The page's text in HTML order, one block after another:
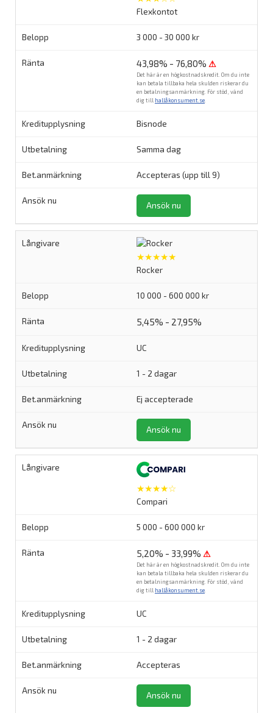
Flexkontot
3 000 - 30 000 kr
43,98% - 76,80% ⚠
Det här är en högkostnadskredit. Om du inte
kan betala tillbaka hela skulden riskerar du
en betalningsanmärkning. För stöd, vänd
dig till hallåkonsument.se
Bisnode
Samma dag
Accepteras (upp till 9)
Ansök nu
★★★★★
Rocker
10 000 - 600 000 kr
5,45% - 27,95%
UC
1 - 2 dagar
Ej accepterade
Ansök nu
★★★★☆
Compari
5 000 - 600 000 kr
5,20% - 33,99% ⚠
Det här är en högkostnadskredit. Om du inte
kan betala tillbaka hela skulden riskerar du
en betalningsanmärkning. För stöd, vänd
dig till hallåkonsument.se
UC
1 - 2 dagar
Accepteras
Ansök nu